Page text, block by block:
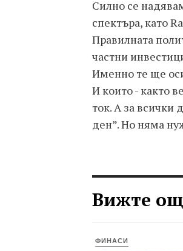
Силно се
спектъра, като
Правилната
частни
Именно те ще
И които - както
ток. А за всички
ден”. Но няма
Вижте
ФИНАСИ